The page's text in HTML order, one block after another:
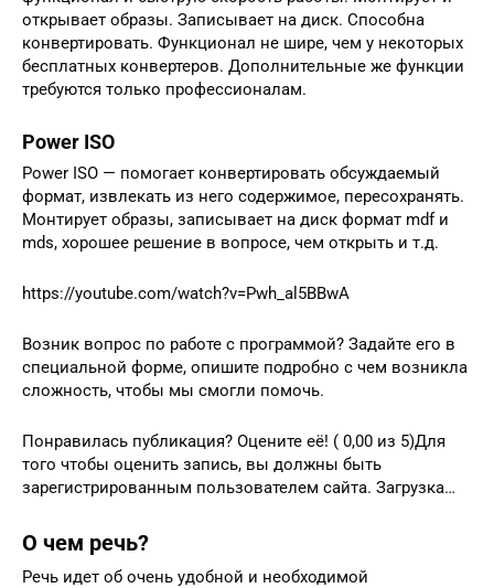
открывает образы. Записывает на диск. Способна
конвертировать. Функционал не шире, чем у некоторых
бесплатных конвертеров. Дополнительные же функции
требуются только профессионалам.
Power ISO
Power ISO — помогает конвертировать обсуждаемый
формат, извлекать из него содержимое, пересохранять.
Монтирует образы, записывает на диск формат mdf и
mds, хорошее решение в вопросе, чем открыть и т.д.
https://youtube.com/watch?v=Pwh_al5BBwA
Возник вопрос по работе с программой? Задайте его в
специальной форме, опишите подробно с чем возникла
сложность, чтобы мы смогли помочь.
Понравилась публикация? Оцените её! ( 0,00 из 5)Для
того чтобы оценить запись, вы должны быть
зарегистрированным пользователем сайта. Загрузка…
О чем речь?
Речь идет об очень удобной и необходимой